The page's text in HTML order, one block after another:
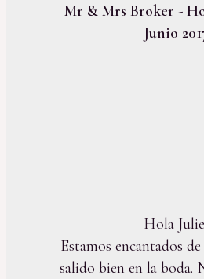
Mr & Mrs Broker -
Junio
Hola
Estamos encantados
salido bien en la boda.